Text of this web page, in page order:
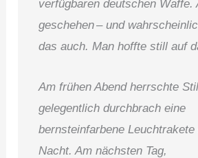
verfügbaren deutschen Waffe.
geschehen – und
das auch. Man hoffte still auf
Am frühen Abend herrschte
gelegentlich durchbrach eine
bernsteinfarbene
Nacht. Am nächsten Tag,